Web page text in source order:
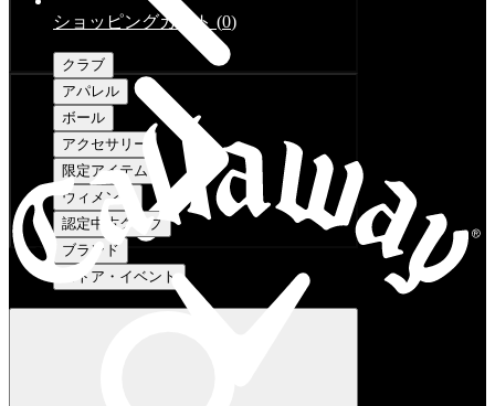
ショッピングカート (0)
クラブ
アパレル
ボール
アクセサリー
限定アイテム
ウィメンズ
認定中古クラブ
ブランド
ストア・イベント